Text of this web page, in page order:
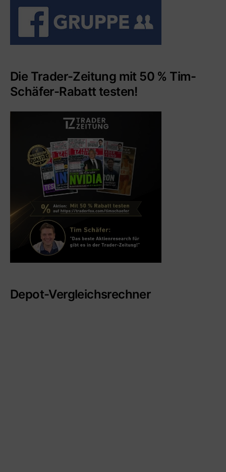
Die Trader-Zeitung mit 50 % Tim-
Schäfer-Rabatt testen!
Depot-Vergleichsrechner